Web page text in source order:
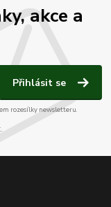
akce a
Přihlásit se
rozesílky newsletteru.